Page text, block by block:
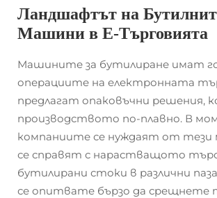
Ландшафтът на
Машини в Е-Търговията
Машините за бутилиране имат
операциите на електронната
предлагат опаковъчни решения,
производството по-плавно. В
компаниите се нуждаят от тези
се справят с нарастващото
бутилирани стоки в различни
се опитвате бързо да срещнете